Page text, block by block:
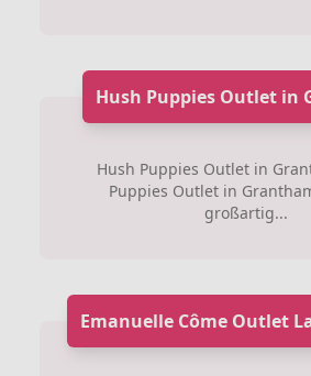
Hush Puppies Outlet in
Hush Puppies Outlet in
Puppies Outlet in
großartig...
Emanuelle Côme Outlet